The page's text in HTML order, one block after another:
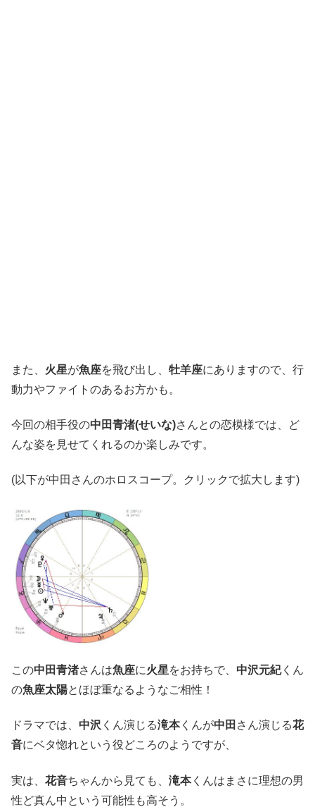
また、 火星が魚座を飛び出し、 牡羊座にありますので、行
動力やファイトのあるお方かも。
今回の相手役の中田青渚(せいな)さんとの恋模様では、ど
んな姿を見せてくれるのか楽しみです。
(以下が中田さんのホロスコープ。クリックで拡大します)
この中田青渚さんは魚座に火星をお持ちで、 中沢元紀くん
の魚座太陽とほぼ重なるようなご相性！
ドラマでは、 中沢 くん演じる滝本くんが中田 さん演じる花
音にベタ惚れという役どころのようですが、
実は、 花音ちゃんから見ても、 滝本くんはまさに理想の男
性ど真ん中という可能性も高そう。